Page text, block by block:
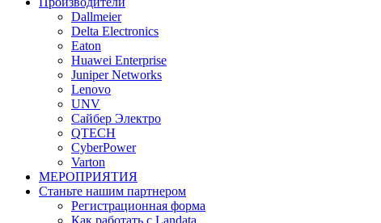
Dallmeier
Delta Electronics
Eaton
Huawei Enterprise
Juniper Networks
Lenovo
UNV
Сайбер Электро
QTECH
CyberPower
Varton
МЕРОПРИЯТИЯ
Станьте нашим партнером
Регистрационная форма
Как работать с Landata